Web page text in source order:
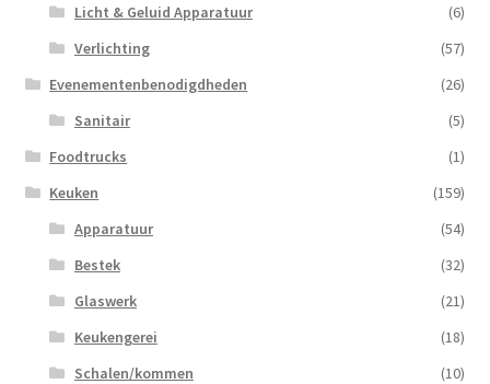
Licht & Geluid Apparatuur
(6)
Verlichting
(57)
Evenementenbenodigdheden
(26)
Sanitair
(5)
Foodtrucks
(1)
Keuken
(159)
Apparatuur
(54)
Bestek
(32)
Glaswerk
(21)
Keukengerei
(18)
Schalen/kommen
(10)